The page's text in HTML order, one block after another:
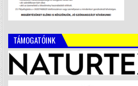
TÁMOGATÓINK